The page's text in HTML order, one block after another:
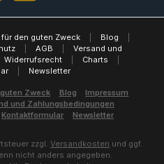
den guten Zweck Blog
AGB
Versand und
Widerrufsrecht Charts
Newsletter
Zweck Blog
Impressum
und Zahlungsbedingungen
Kontaktformular Newsletter
zzgl. Versandkosten und ggf.
nicht anders angegeben.